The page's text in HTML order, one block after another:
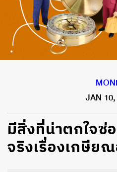
JAN 10,
มีสิ่งที่น่าตกใจซ่
จริงเรื่องเกษีย